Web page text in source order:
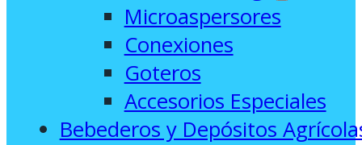
Microaspersores
Conexiones
Goteros
Accesorios Especiales
Bebederos y Depósitos